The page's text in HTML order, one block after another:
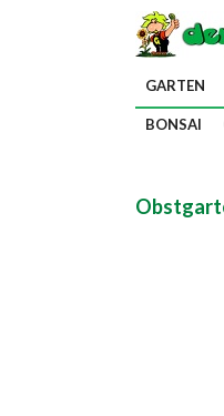
GARTEN
BONSAI